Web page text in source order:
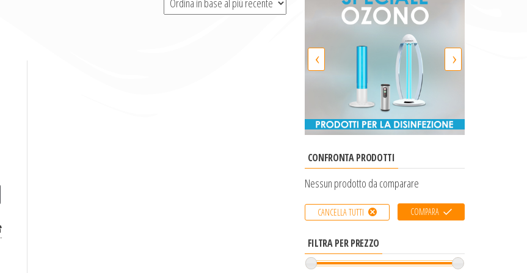
‹ ›
CONFRONTA PRODOTTI
Nessun prodotto da comparare
CANCELLA TUTTI COMPARA
FILTRA PER PREZZO